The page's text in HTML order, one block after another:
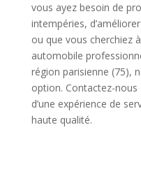
vous ayez besoin de
intempéries,
ou que vous cherchiez
automobile
région parisienne (75),
option. Contactez-nous
d’une expérience de
haute qualité.